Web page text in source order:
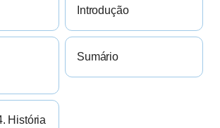
Introdução
Sumário
História